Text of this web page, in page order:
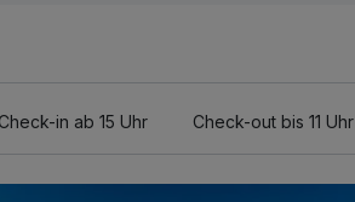
Check-in ab 15 Uhr Check-out bis 11 Uhr